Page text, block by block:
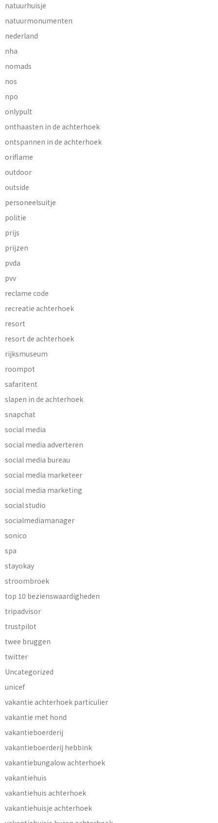
natuurhuisje
natuurmonumenten
nederland
nha
nomads
nos
npo
onlypult
onthaasten in de achterhoek
ontspannen in de achterhoek
oriflame
outdoor
outside
personeelsuitje
politie
prijs
prijzen
pvda
pvv
reclame code
recreatie achterhoek
resort
resort de achterhoek
rijksmuseum
roompot
safaritent
slapen in de achterhoek
snapchat
social media
social media adverteren
social media bureau
social media marketeer
social media marketing
social studio
socialmediamanager
sonico
spa
stayokay
stroombroek
top 10 bezienswaardigheden
tripadvisor
trustpilot
twee bruggen
twitter
Uncategorized
unicef
vakantie achterhoek particulier
vakantie met hond
vakantieboerderij
vakantieboerderij hebbink
vakantiebungalow achterhoek
vakantiehuis
vakantiehuis achterhoek
vakantiehuisje achterhoek